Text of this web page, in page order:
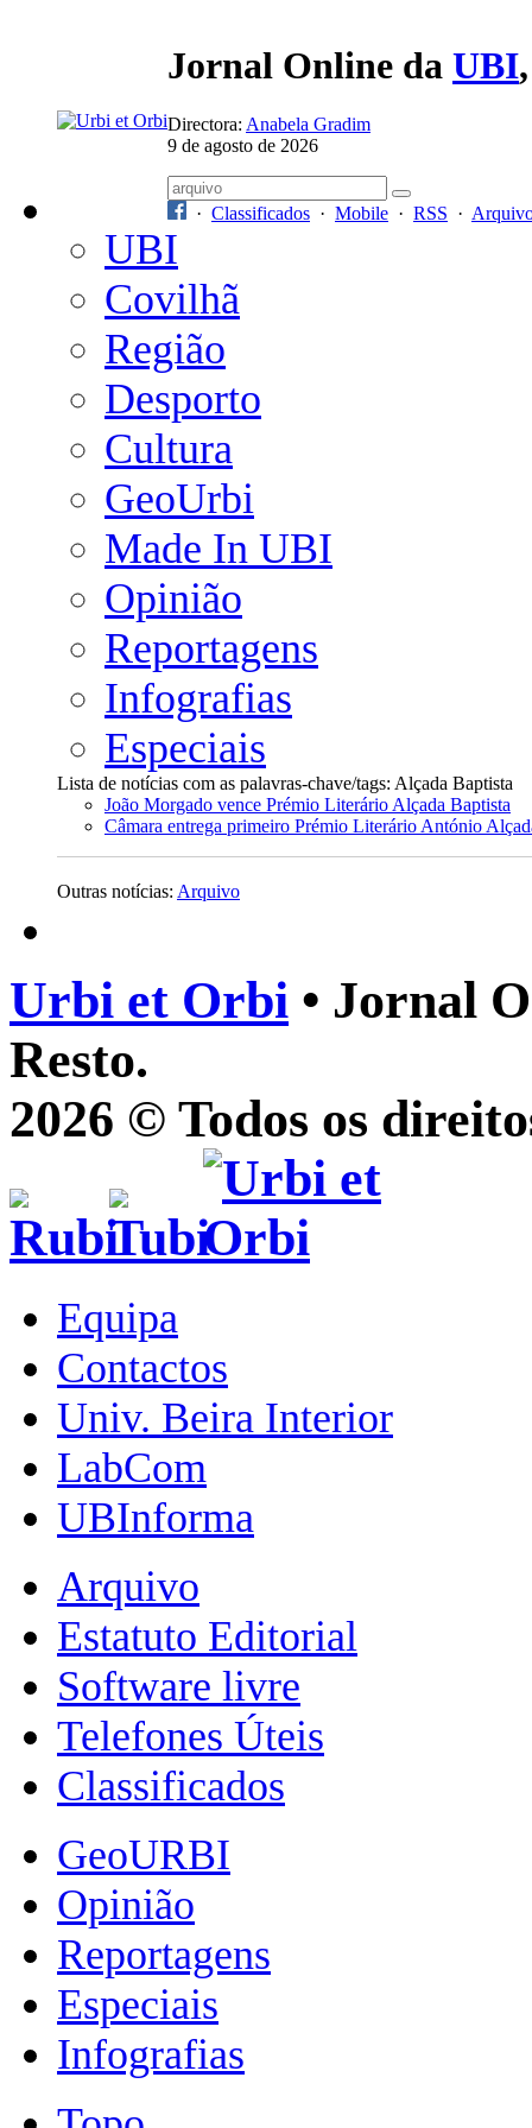
Jornal Online da UBI
Directora: Anabela Gradim
9 de agosto de 2026
· Classificados · Mobile · RSS ·
UBI
Covilhã
Região
Desporto
Cultura
GeoUrbi
Made In UBI
Opinião
Reportagens
Infografias
Especiais
Lista de notícias com as palavras-chave/tags: Alçada Baptista
João Morgado vence Prémio Literário Alçada Baptista
Câmara entrega primeiro Prémio Literário António
Outras notícias: Arquivo
Urbi et Orbi • Jornal
Resto.
2026 © Todos os
Equipa
Contactos
Univ. Beira Interior
LabCom
UBInforma
Arquivo
Estatuto Editorial
Software livre
Telefones Úteis
Classificados
GeoURBI
Opinião
Reportagens
Especiais
Infografias